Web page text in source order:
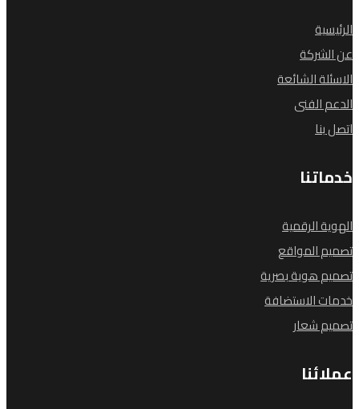
الرئيسية
عن الشركة
الاسئلة الشائعة
الدعم الفنى
اتصل بنا
خدماتنا
الهوية الرقمية
تصميم المواقع
تصميم هوية بصرية
خدمات الاستضافة
تصميم شعار
عملائنا